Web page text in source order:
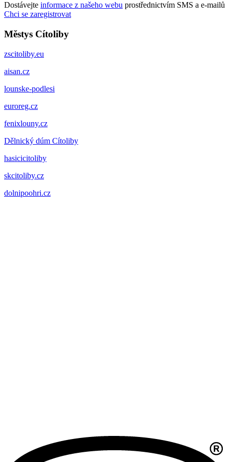
Dostávejte informace z našeho webu prostřednictvím SMS a e-mailů
Chci se zaregistrovat
Městys Cítoliby
zscitoliby.eu
aisan.cz
lounske-podlesi
euroreg.cz
fenixlouny.cz
Dělnický dúm Cítoliby
hasicicitoliby
skcitoliby.cz
dolnipoohri.cz